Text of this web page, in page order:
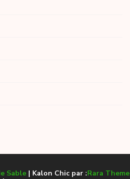
Sable| Kalon Chic par :Rara Theme